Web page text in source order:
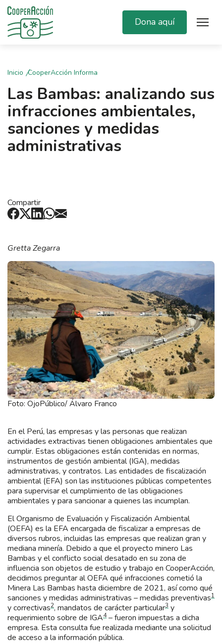
Dona aquí
Inicio CooperAcción Informa
Las Bambas: analizando sus
infracciones ambientales,
sanciones y medidas
administrativas
Compartir
Gretta Zegarra
Foto: OjoPúblico/ Álvaro Franco
En el Perú, las empresas y las personas que realizan
actividades extractivas tienen obligaciones ambientales que
cumplir. Estas obligaciones están contenidas en normas,
instrumentos de gestión ambiental (IGA), medidas
administrativas, y contratos. Las entidades de fiscalización
ambiental (EFA) son las instituciones públicas competentes
para supervisar el cumplimiento de las obligaciones
ambientales y para sancionar a quienes las incumplan.
El Organismo de Evaluación y Fiscalización Ambiental
(OEFA) es la EFA encargada de fiscalizar a empresas de
diversos rubros, incluidas las empresas que realizan gran y
mediana minería. Debido a que el proyecto minero Las
Bambas y el conflicto social desatado en su zona de
influencia son objetos de estudio y trabajo en CooperAcción,
decidimos preguntar al OEFA qué infracciones cometió la
Minera Las Bambas hasta diciembre de 2021, así como qué
sanciones y medidas administrativas – medidas preventivas1
y correctivas2, mandatos de carácter particular3 y
requerimiento sobre de IGA4– fueron impuestas a dicha
empresa. Esta consulta fue realizada mediante una solicitud
de acceso a la información pública.